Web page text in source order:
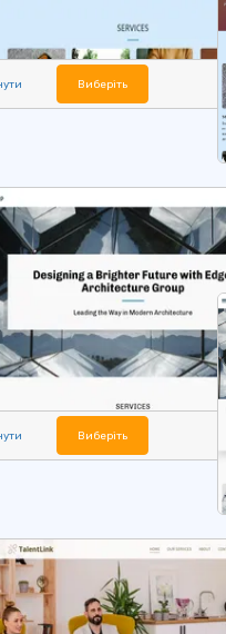
Виберіть
Виберіть